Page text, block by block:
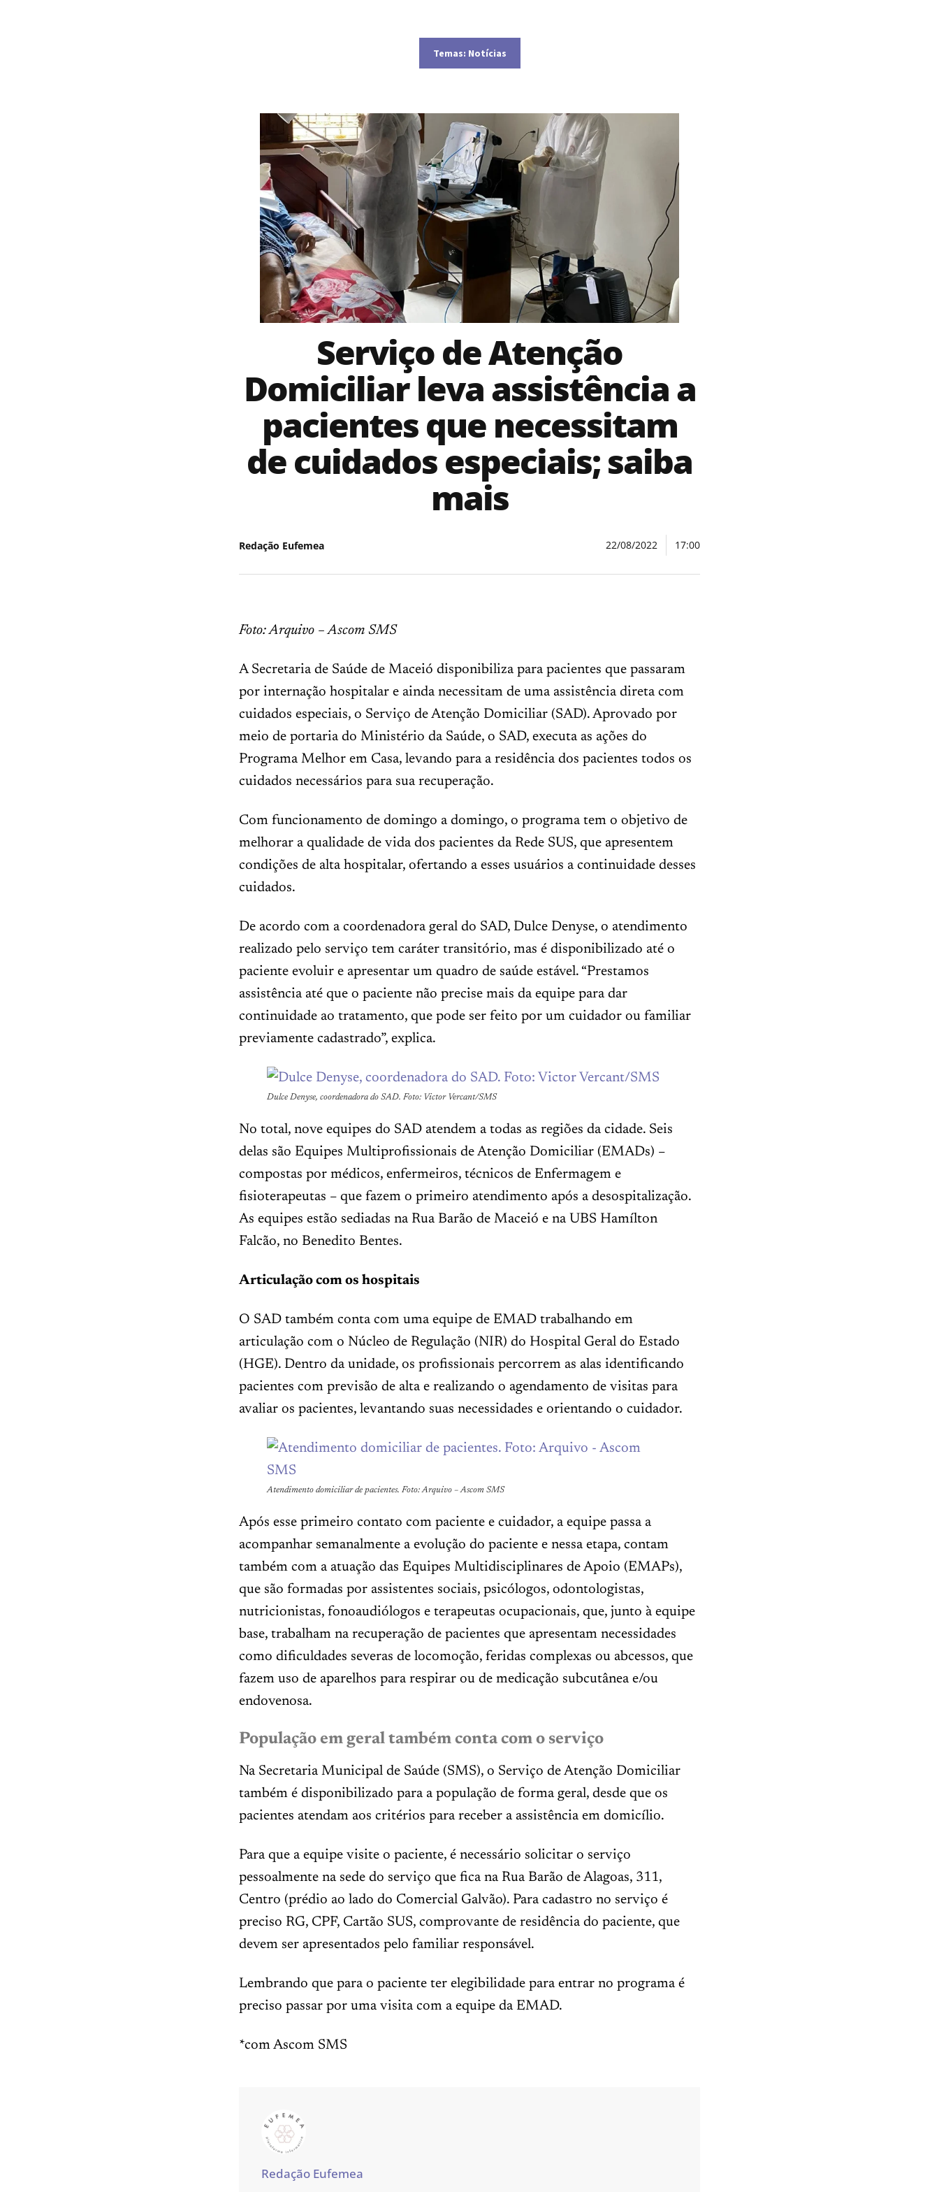
Temas: Notícias
Serviço de Atenção
Domiciliar leva assistência a
pacientes que necessitam
de cuidados especiais; saiba
mais
Redação Eufemea 22/08/2022 17:00
Foto: Arquivo – Ascom SMS
A Secretaria de Saúde de Maceió disponibiliza para pacientes que passaram
por internação hospitalar e ainda necessitam de uma assistência direta com
cuidados especiais, o Serviço de Atenção Domiciliar (SAD). Aprovado por
meio de portaria do Ministério da Saúde, o SAD, executa as ações do
Programa Melhor em Casa, levando para a residência dos pacientes todos os
cuidados necessários para sua recuperação.
Com funcionamento de domingo a domingo, o programa tem o objetivo de
melhorar a qualidade de vida dos pacientes da Rede SUS, que apresentem
condições de alta hospitalar, ofertando a esses usuários a continuidade desses
cuidados.
De acordo com a coordenadora geral do SAD, Dulce Denyse, o atendimento
realizado pelo serviço tem caráter transitório, mas é disponibilizado até o
paciente evoluir e apresentar um quadro de saúde estável. “Prestamos
assistência até que o paciente não precise mais da equipe para dar
continuidade ao tratamento, que pode ser feito por um cuidador ou familiar
previamente cadastrado”, explica.
Dulce Denyse, coordenadora do SAD. Foto: Victor Vercant/SMS
No total, nove equipes do SAD atendem a todas as regiões da cidade. Seis
delas são Equipes Multiprofissionais de Atenção Domiciliar (EMADs) –
compostas por médicos, enfermeiros, técnicos de Enfermagem e
fisioterapeutas – que fazem o primeiro atendimento após a desospitalização.
As equipes estão sediadas na Rua Barão de Maceió e na UBS Hamílton
Falcão, no Benedito Bentes.
Articulação com os hospitais
O SAD também conta com uma equipe de EMAD trabalhando em
articulação com o Núcleo de Regulação (NIR) do Hospital Geral do Estado
(HGE). Dentro da unidade, os profissionais percorrem as alas identificando
pacientes com previsão de alta e realizando o agendamento de visitas para
avaliar os pacientes, levantando suas necessidades e orientando o cuidador.
Atendimento domiciliar de pacientes. Foto: Arquivo – Ascom SMS
Após esse primeiro contato com paciente e cuidador, a equipe passa a
acompanhar semanalmente a evolução do paciente e nessa etapa, contam
também com a atuação das Equipes Multidisciplinares de Apoio (EMAPs),
que são formadas por assistentes sociais, psicólogos, odontologistas,
nutricionistas, fonoaudiólogos e terapeutas ocupacionais, que, junto à equipe
base, trabalham na recuperação de pacientes que apresentam necessidades
como dificuldades severas de locomoção, feridas complexas ou abcessos, que
fazem uso de aparelhos para respirar ou de medicação subcutânea e/ou
endovenosa.
População em geral também conta com o serviço
Na Secretaria Municipal de Saúde (SMS), o Serviço de Atenção Domiciliar
também é disponibilizado para a população de forma geral, desde que os
pacientes atendam aos critérios para receber a assistência em domicílio.
Para que a equipe visite o paciente, é necessário solicitar o serviço
pessoalmente na sede do serviço que fica na Rua Barão de Alagoas, 311,
Centro (prédio ao lado do Comercial Galvão). Para cadastro no serviço é
preciso RG, CPF, Cartão SUS, comprovante de residência do paciente, que
devem ser apresentados pelo familiar responsável.
Lembrando que para o paciente ter elegibilidade para entrar no programa é
preciso passar por uma visita com a equipe da EMAD.
*com Ascom SMS
Redação Eufemea